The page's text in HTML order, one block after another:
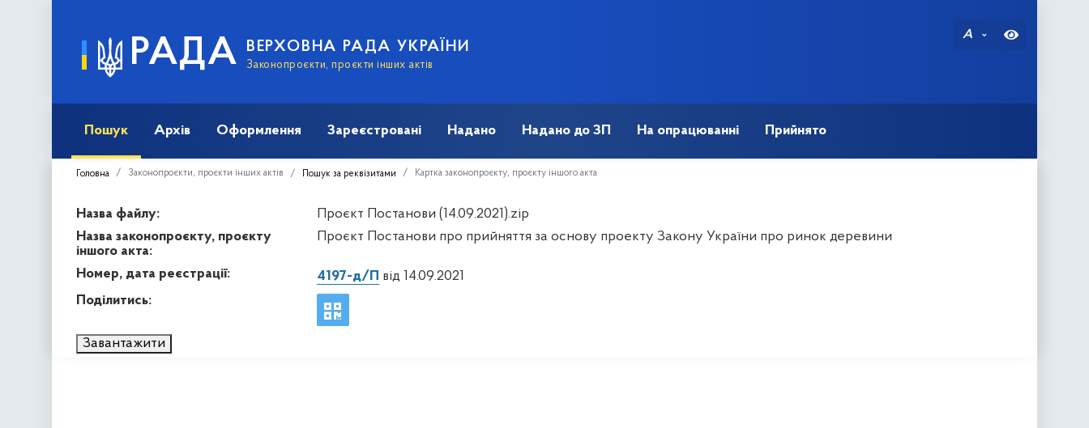
РАДА ВЕРХОВНА РАДА УКРАЇНИ
Законопроєкти, проєкти інших актів
A
Пошук Архів Оформлення Зареєстровані Надано Надано до ЗП На опрацюванні Прийнято
Головна Законопроєкти, проєкти інших актів Пошук за реквізитами Картка законопроєкту, проєкту іншого акта
Назва файлу:
Проєкт Постанови (14.09.2021).zip
Назва законопроєкту, проєкту
іншого акта:
Проєкт Постанови про прийняття за основу проекту Закону України про ринок деревини
Номер, дата реєстрації: 4197-д/П від 14.09.2021
Поділитись:
Завантажити